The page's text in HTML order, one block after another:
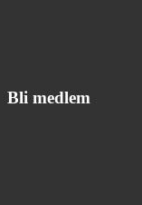
Bli medlem